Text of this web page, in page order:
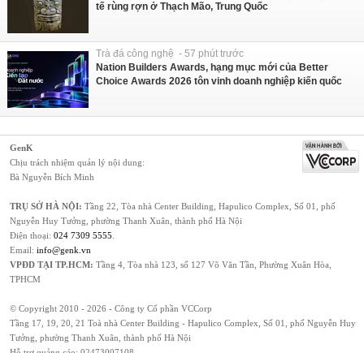
tế rùng rợn ở Thạch Mão, Trung Quốc
Trà đá công nghệ - 57 phút trước
Nation Builders Awards, hạng mục mới của Better
Choice Awards 2026 tôn vinh doanh nghiệp kiến quốc
GenK
Chịu trách nhiệm quản lý nội dung:
Bà Nguyễn Bích Minh
TRỤ SỞ HÀ NỘI: Tầng 22, Tòa nhà Center Building, Hapulico Complex, Số 01, phố
Nguyễn Huy Tưởng, phường Thanh Xuân, thành phố Hà Nội
Điện thoại: 024 7309 5555
Email: info@genk.vn
VPĐD TẠI TP.HCM: Tầng 4, Tòa nhà 123, số 127 Võ Văn Tần, Phường Xuân Hòa,
TPHCM
© Copyright 2010 - 2026 - Công ty Cổ phần VCCorp
Tầng 17, 19, 20, 21 Toà nhà Center Building - Hapulico Complex, Số 01, phố Nguyễn Huy
Tưởng, phường Thanh Xuân, thành phố Hà Nội